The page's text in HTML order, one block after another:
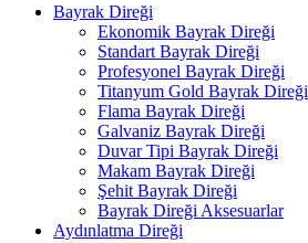
Bayrak Direği
Ekonomik Bayrak Direği
Standart Bayrak Direği
Profesyonel Bayrak Direği
Titanyum Gold Bayrak Direği
Flama Bayrak Direği
Galvaniz Bayrak Direği
Duvar Tipi Bayrak Direği
Makam Bayrak Direği
Şehit Bayrak Direği
Bayrak Direği Aksesuarlar
Aydınlatma Direği